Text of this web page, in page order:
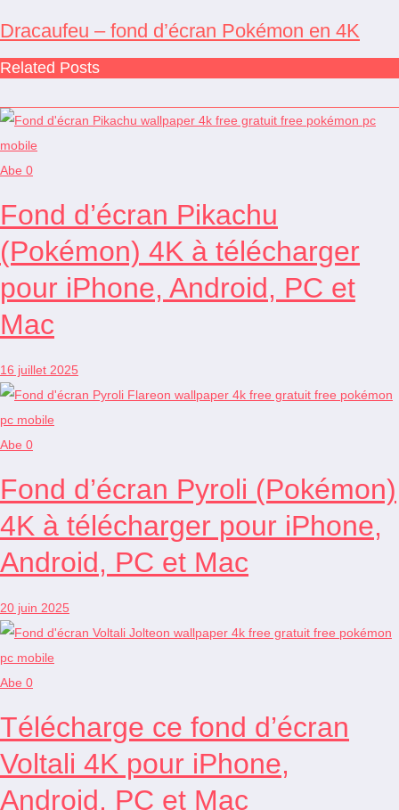
Dracaufeu – fond d’écran Pokémon en 4K
Related Posts
Abe 0
Fond d’écran Pikachu
(Pokémon) 4K à télécharger
pour iPhone, Android, PC et
Mac
16 juillet 2025
Abe 0
Fond d’écran Pyroli (Pokémon)
4K à télécharger pour iPhone,
Android, PC et Mac
20 juin 2025
Abe 0
Télécharge ce fond d’écran
Voltali 4K pour iPhone,
Android, PC et Mac